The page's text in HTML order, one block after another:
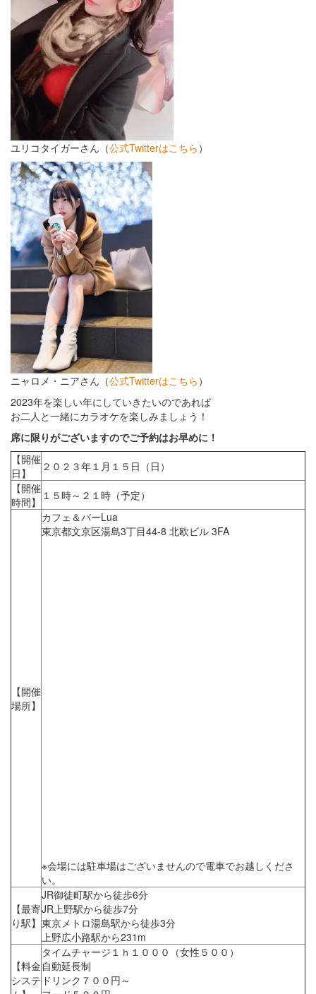
ユリコタイガーさん（公式Twitterはこちら ）
ニャロメ・ニアさん（公式Twitterはこちら ）
2023年を楽しい年にしていきたいのであれば
お二人と一緒にカラオケを楽しみましょう！
席に限りがございますのでご予約はお早めに！
【開催
日】
２０２３年１月１５日（日）
【開催
時間】 １５時～２１時（予定）
【開催
場所】
カフェ＆バーLua
東京都文京区湯島3丁目44-8 北欧ビル 3FA
※会場には駐車場はございませんので電車でお越しくださ
い。
【最寄
り駅】
JR御徒町駅から徒歩6分
JR上野駅から徒歩7分
東京メトロ湯島駅から徒歩3分
上野広小路駅から231m
【料金
システ
タイムチャージ１ｈ１０００（女性５００）
自動延長制
ドリンク７００円～